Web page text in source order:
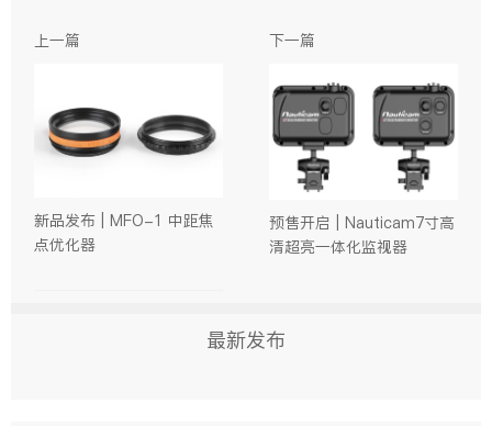
上一篇
新品发布 | MFO-1 中距焦
点优化器
下一篇
预售开启 | Nauticam7寸高
清超亮一体化监视器
最新发布